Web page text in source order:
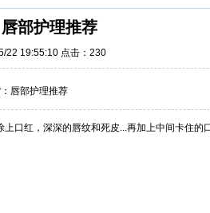
部护理推荐
22 19:55:10 点击： 230
唇部护理推荐
口红，深深的唇纹和死皮...再加上中间卡住的